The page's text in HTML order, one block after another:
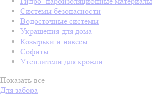
Системы безопасности
Водосточные системы
Украшения для дома
Козырьки и навесы
Софиты
Утеплители для кровли
Показать все
Для забора